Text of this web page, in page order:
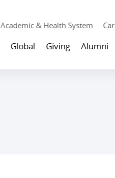
Academic & Health System
Global Giving Alumni